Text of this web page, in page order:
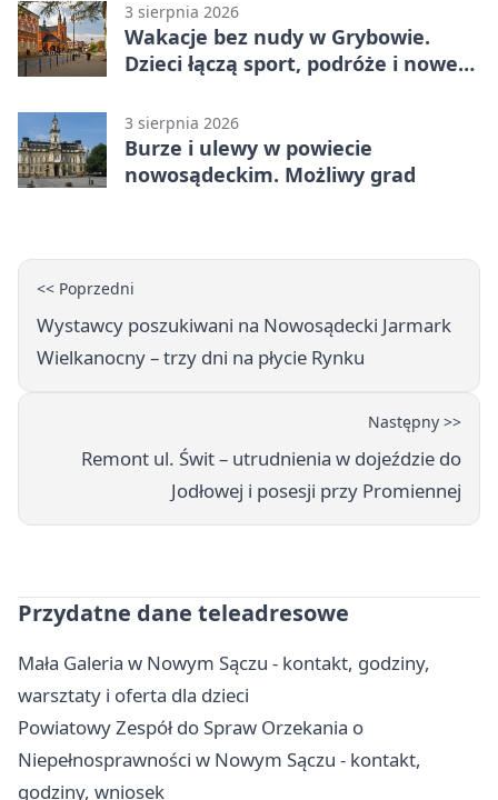
3 sierpnia 2026
Wakacje bez nudy w Grybowie.
Dzieci łączą sport, podróże i nowe
3 sierpnia 2026
Burze i ulewy w powiecie
nowosądeckim. Możliwy grad
<< Poprzedni
Wystawcy poszukiwani na Nowosądecki Jarmark
Wielkanocny – trzy dni na płycie Rynku
Następny >>
Remont ul. Świt – utrudnienia w dojeździe do
Jodłowej i posesji przy Promiennej
Przydatne dane teleadresowe
Mała Galeria w Nowym Sączu - kontakt, godziny,
warsztaty i oferta dla dzieci
Powiatowy Zespół do Spraw Orzekania o
Niepełnosprawności w Nowym Sączu - kontakt,
godziny, wniosek